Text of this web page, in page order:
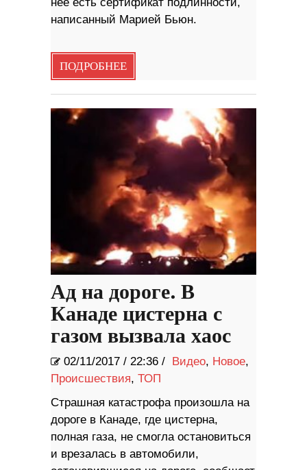
написанный Марией Бьюн.
ПОДРОБНЕЕ
Ад на дороге. В
Канаде цистерна с
газом вызвала хаос
02/11/2017 / 22:36 / Видео, Новое,
Происшествия, ТОП
Страшная катастрофа произошла на
дороге в Канаде, где цистерна,
полная газа, не смогла остановиться
и врезалась в автомобили,